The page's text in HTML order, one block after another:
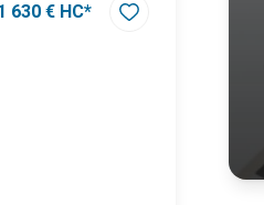
630 € HC*